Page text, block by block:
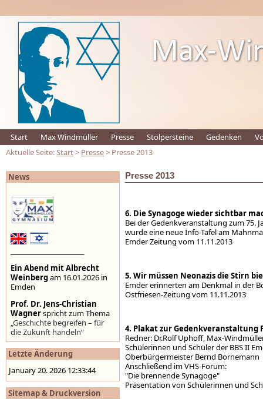
News
Ein Abend mit Albrecht
Weinbergam 16.01.2026 in
Emden
Prof. Dr. Jens-Christian
Wagnerspricht zum Thema
„Geschichte begreifen – für
die Zukunft handeln“
Stolpersteine auf der
Homepage der Stadt
Emden ,www.emden.de
Letzte Änderung
January 20. 2026 12:33:44
Sitemap & Druckversion
Start Max Windmüller Presse Stolpersteine Gedenken
Aktuelle Seite:Start> Presse> Presse 2013
Presse 2013
6. Die Synagoge wieder sichtbar
Bei der Gedenkveranstaltung zum 75.
wurde eine neue Info-Tafel am
Emder Zeitung vom 11.11.2013
5. Wir müssen Neonazis die Stirn
Emder erinnerten am Denkmal in der
Ostfriesen-Zeitung
4. Plakat zur Gedenkveranstaltung
Redner: Dr.Rolf Uphoff, Max-
Schülerinnen und Schüler der BBS II
Oberbürgermeister Bernd Bornemann
Anschließend im VHS-Forum:
"Die brennende Synagoge"
Präsentation von Schülerinnen